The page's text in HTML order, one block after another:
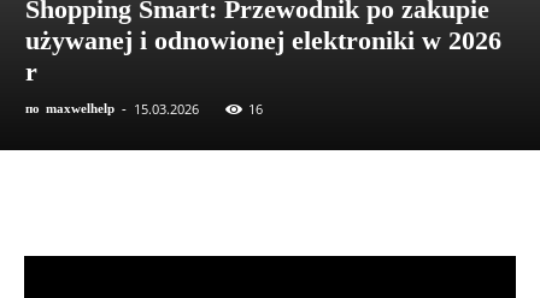
Shopping Smart: Przewodnik po zakupie
używanej i odnowionej elektroniki w 2026
r
по maxwelhelp - 15.03.2026 16